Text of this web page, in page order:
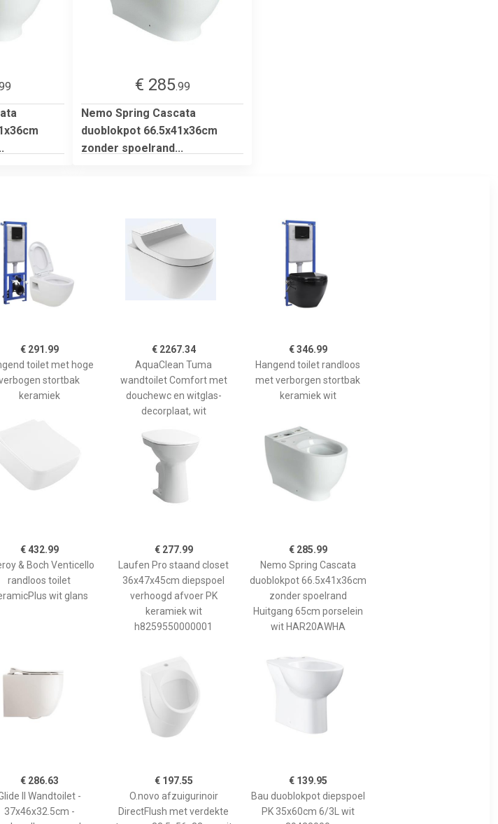
€ 285.99
Nemo Spring Cascata
duoblokpot 66.5x41x36cm
zonder spoelrand...
€ 291.99
toilet met hoge
stortbak
keramiek
€ 2267.34
AquaClean Tuma
wandtoilet Comfort met
douchewc en witglas-
decorplaat, wit
€ 346.99
Hangend toilet randloos
met verborgen stortbak
keramiek wit
€ 432.99
& Boch Venticello
randloos toilet
wit glans
€ 277.99
Laufen Pro staand closet
36x47x45cm diepspoel
verhoogd afvoer PK
keramiek wit
h8259550000001
€ 285.99
Nemo Spring Cascata
duoblokpot 66.5x41x36cm
zonder spoelrand
Huitgang 65cm porselein
wit HAR20AWHA
€ 286.63
II Wandtoilet -
37x46x32.5cm -
€ 197.55
O.novo afzuigurinoir
DirectFlush met verdekte
€ 139.95
Bau duoblokpot diepspoel
PK 35x60cm 6/3L wit